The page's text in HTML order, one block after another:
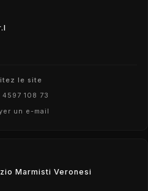
le site
4597 108 73
un e-mail
Marmisti Veronesi